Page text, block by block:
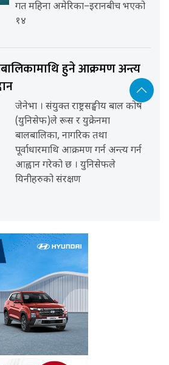
गत महिना अमेरिका–इरानबीच भएको
१४
हुने आक्रमण अन्त्य
जेनेभा । संयुक्त राष्ट्रसङ्घीय बाल कोष
(युनिसेफ)ले रूस र युक्रेनमा
बालबालिका, नागरिक तथा
पूर्वाधारमाथि आक्रमण गर्न अन्त्य गर्न
आह्वान गरेको छ । युनिसेफले
यिनीहरुको संरक्षण